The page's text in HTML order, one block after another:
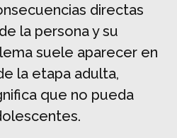
directas
la persona y su
suele aparecer en
la etapa adulta,
que no pueda